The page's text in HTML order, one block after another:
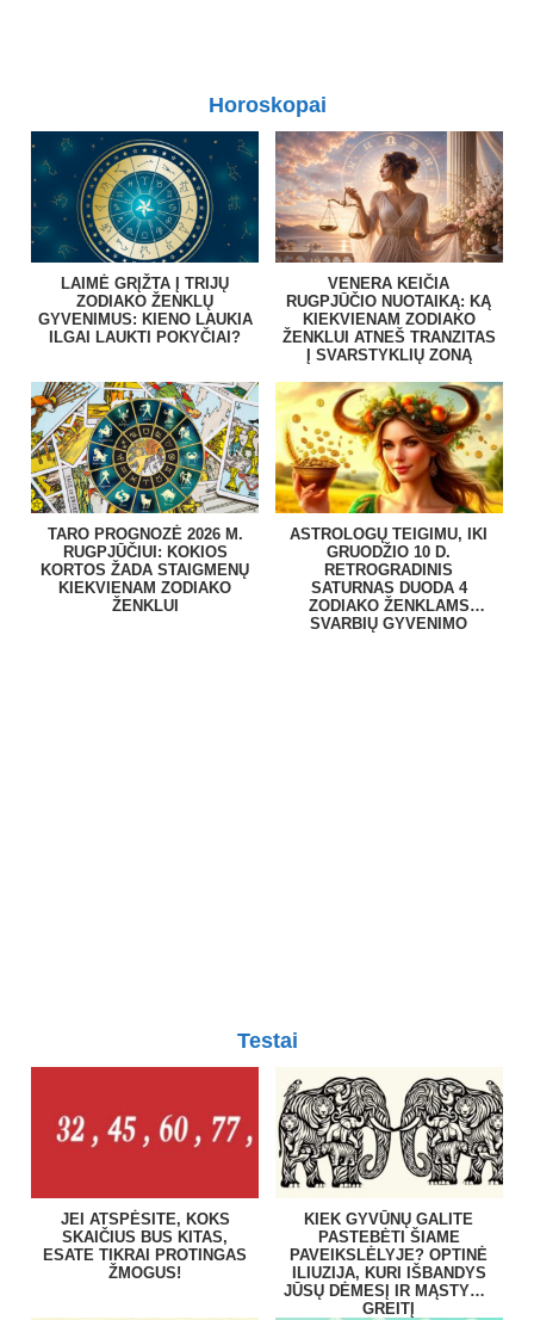
Horoskopai
LAIMĖ GRĮŽTA Į TRIJŲ
ZODIAKO ŽENKLŲ
GYVENIMUS: KIENO LAUKIA
ILGAI LAUKTI POKYČIAI?
VENERA KEIČIA
RUGPJŪČIO NUOTAIKĄ: KĄ
KIEKVIENAM ZODIAKO
ŽENKLUI ATNEŠ TRANZITAS
Į SVARSTYKLIŲ ZONĄ
TARO PROGNOZĖ 2026 M.
RUGPJŪČIUI: KOKIOS
KORTOS ŽADA STAIGMENŲ
KIEKVIENAM ZODIAKO
ŽENKLUI
ASTROLOGŲ TEIGIMU, IKI
GRUODŽIO 10 D.
RETROGRADINIS
SATURNAS DUODA 4
ZODIAKO ŽENKLAMS
SVARBIŲ GYVENIMO
Testai
JEI ATSPĖSITE, KOKS
SKAIČIUS BUS KITAS,
ESATE TIKRAI PROTINGAS
ŽMOGUS!
KIEK GYVŪNŲ GALITE
PASTEBĖTI ŠIAME
PAVEIKSLĖLYJE? OPTINĖ
ILIUZIJA, KURI IŠBANDYS
JŪSŲ DĖMESĮ IR MĄSTYMO
GREITĮ